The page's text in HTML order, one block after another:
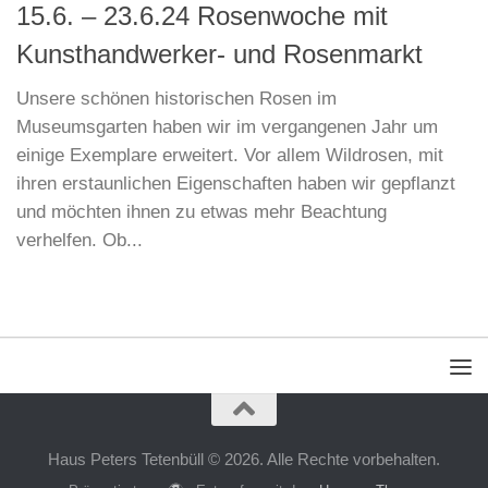
15.6. – 23.6.24 Rosenwoche mit
Kunsthandwerker- und Rosenmarkt
Unsere schönen historischen Rosen im
Museumsgarten haben wir im vergangenen Jahr um
einige Exemplare erweitert. Vor allem Wildrosen, mit
ihren erstaunlichen Eigenschaften haben wir gepflanzt
und möchten ihnen zu etwas mehr Beachtung
verhelfen. Ob...
Haus Peters Tetenbüll © 2026. Alle Rechte vorbehalten.